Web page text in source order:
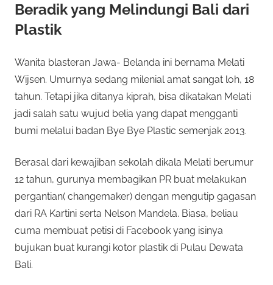
Beradik yang Melindungi Bali dari
Plastik
Wanita blasteran Jawa- Belanda ini bernama Melati
Wijsen. Umurnya sedang milenial amat sangat loh, 18
tahun. Tetapi jika ditanya kiprah, bisa dikatakan Melati
jadi salah satu wujud belia yang dapat mengganti
bumi melalui badan Bye Bye Plastic semenjak 2013.
Berasal dari kewajiban sekolah dikala Melati berumur
12 tahun, gurunya membagikan PR buat melakukan
pergantian( changemaker) dengan mengutip gagasan
dari RA Kartini serta Nelson Mandela. Biasa, beliau
cuma membuat petisi di Facebook yang isinya
bujukan buat kurangi kotor plastik di Pulau Dewata
Bali.